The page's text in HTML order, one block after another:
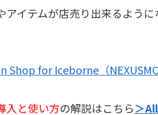
アイテムが店売り出来るよう
Shop for Iceborne（
入と使い方の解説はこちら＞